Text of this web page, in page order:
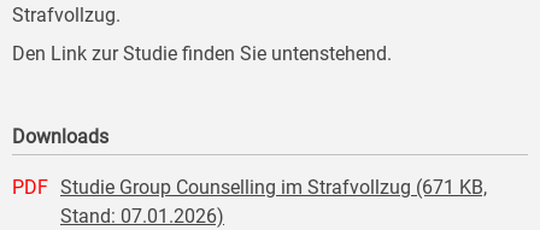
Strafvollzug.
Den Link zur Studie finden Sie untenstehend.
Downloads
PDF Studie Group Counselling im Strafvollzug (671 KB,
Stand: 07.01.2026)